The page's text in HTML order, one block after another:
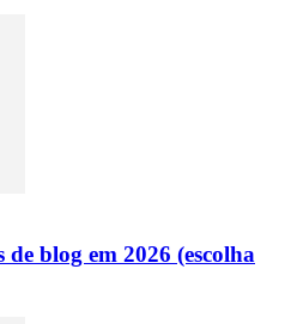
blog em 2026 (escolha